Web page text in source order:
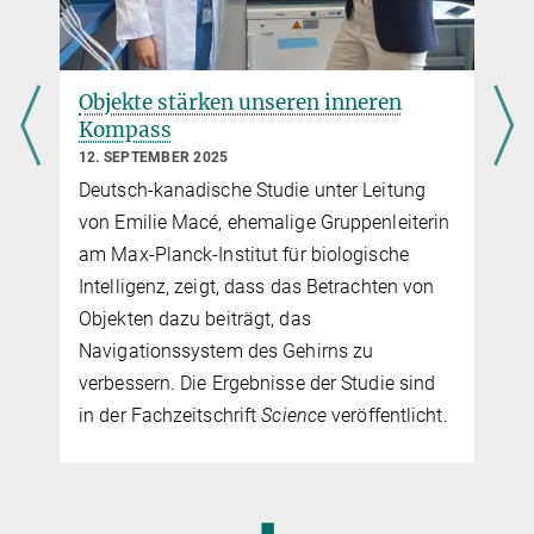
Objekte stärken unseren inneren
Kompass
12. SEPTEMBER 2025
Deutsch-kanadische Studie unter Leitung
von Emilie Macé, ehemalige Gruppenleiterin
am Max-Planck-Institut für biologische
Intelligenz, zeigt, dass das Betrachten von
Objekten dazu beiträgt, das
Navigationssystem des Gehirns zu
verbessern. Die Ergebnisse der Studie sind
in der FachzeitschriftScience veröffentlicht.
◼